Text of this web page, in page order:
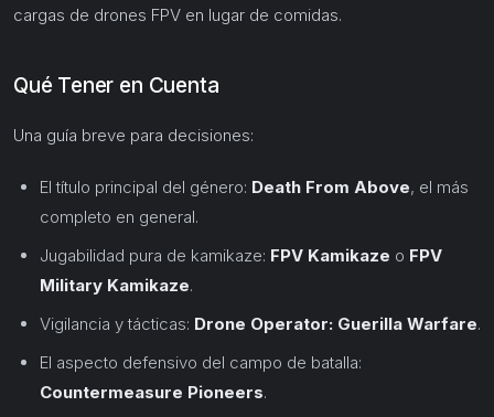
cargas de drones FPV en lugar de comidas.
Qué Tener en Cuenta
Una guía breve para decisiones:
El título principal del género: Death From Above, el más
completo en general.
Jugabilidad pura de kamikaze: FPV Kamikaze o FPV
Military Kamikaze.
Vigilancia y tácticas: Drone Operator: Guerilla Warfare.
El aspecto defensivo del campo de batalla:
Countermeasure Pioneers.